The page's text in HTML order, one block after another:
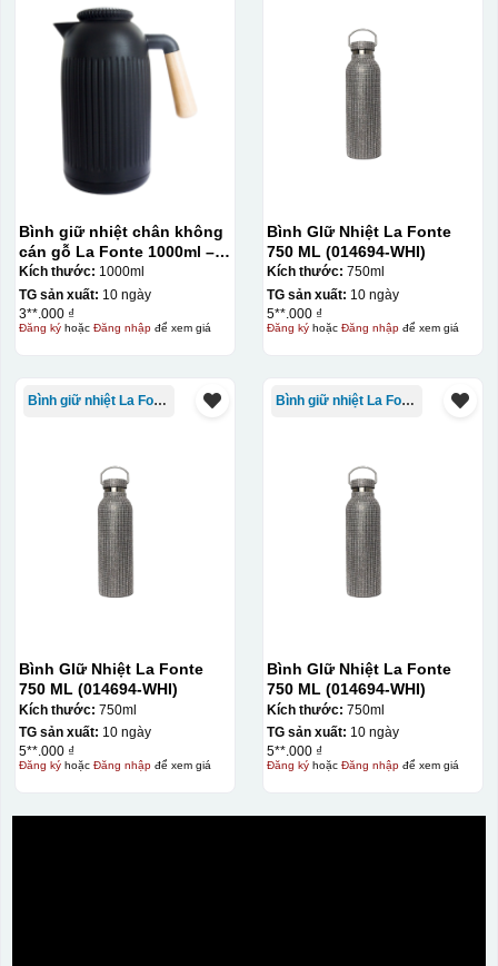
Bình giữ nhiệt chân không
cán gỗ La Fonte 1000ml –
011679
Kích thước: 1000ml
TG sản xuất: 10 ngày
3**.000 ₫
Đăng kýhoặc Đăng nhậpđể xem giá
Bình GIữ Nhiệt La Fonte
750 ML (014694-WHI)
Kích thước: 750ml
TG sản xuất: 10 ngày
5**.000 ₫
Đăng kýhoặc Đăng nhậpđể xem giá
Bình giữ nhiệt La Fonte
Bình GIữ Nhiệt La Fonte
750 ML (014694-WHI)
Kích thước: 750ml
TG sản xuất: 10 ngày
5**.000 ₫
Đăng kýhoặc Đăng nhậpđể xem giá
Bình giữ nhiệt La Fonte
Bình GIữ Nhiệt La Fonte
750 ML (014694-WHI)
Kích thước: 750ml
TG sản xuất: 10 ngày
5**.000 ₫
Đăng kýhoặc Đăng nhậpđể xem giá